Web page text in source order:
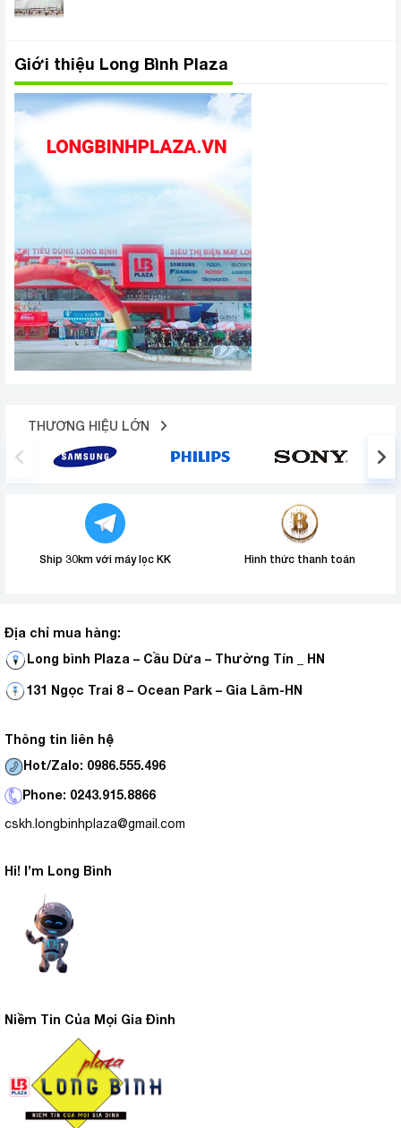
Giới thiệu Long Bình Plaza
THƯƠNG HIỆU LỚN
Ship 30km với máy lọc KK Hình thức thanh toán
Địa chỉ mua hàng:
Long bình Plaza – Cầu Dừa – Thường Tín _ HN
131 Ngọc Trai 8 – Ocean Park – Gia Lâm-HN
Thông tin liên hệ
Hot/Zalo: 0986.555.496
Phone: 0243.915.8866
cskh.longbinhplaza@gmail.com
Hi! I’m Long Bình
Niềm Tin Của Mọi Gia Đình